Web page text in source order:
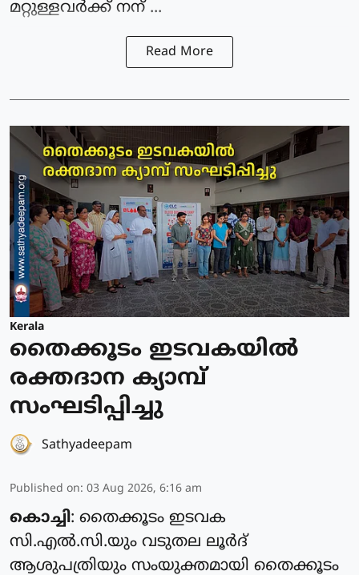
മറ്റുള്ളവർക്ക് നന് ...
Read More
Kerala
തൈക്കൂടം ഇടവകയിൽ
രക്തദാന ക്യാമ്പ്
സംഘടിപ്പിച്ചു
Sathyadeepam
Published on: 03 Aug 2026, 6:16 am
കൊച്ചി: തൈക്കൂടം ഇടവക
സി.എൽ.സി.യും വടുതല ലൂർദ്
ആശുപത്രിയും സംയുക്തമായി തൈക്കൂടം